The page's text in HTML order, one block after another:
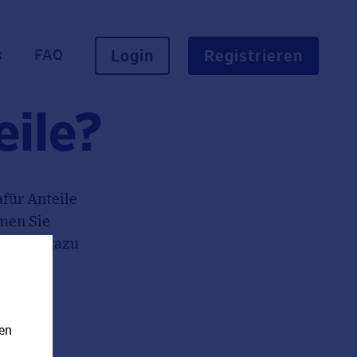
FAQ Login Registrieren
Anteile
Sie
neue dazu